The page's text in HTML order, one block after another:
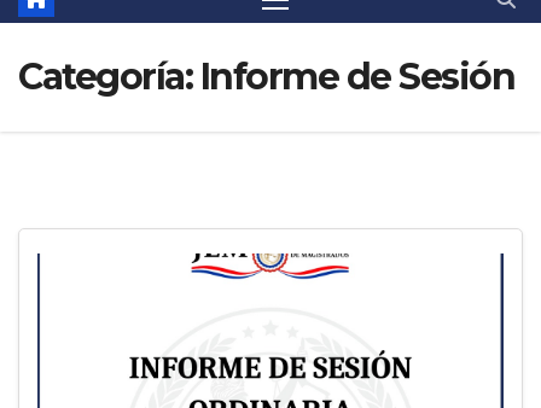
Categoría: Informe de Sesión